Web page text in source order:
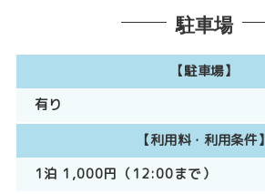
駐車場
【駐車場】
有り
【利用料・利用条件】
1泊 1,000円（12:00まで）